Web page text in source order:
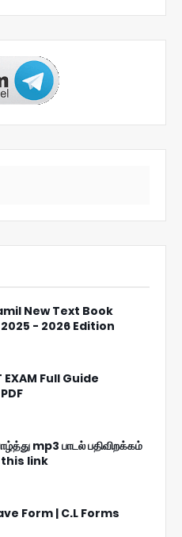
New Text Book
- 2026 Edition
EXAM Full Guide
mp3 பாடல் பதிவிறக்கம்
link
Form | C.L Forms